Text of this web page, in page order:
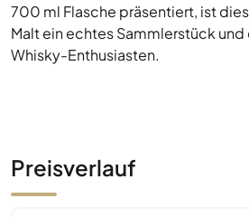
700 ml Flasche präsentiert, ist
Malt ein echtes Sammlerstück und
Whisky-Enthusiasten.
Preisverlauf